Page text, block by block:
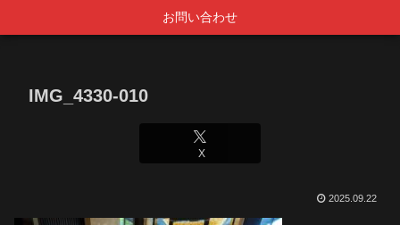
お問い合わせ
IMG_4330-010
X
2025.09.22